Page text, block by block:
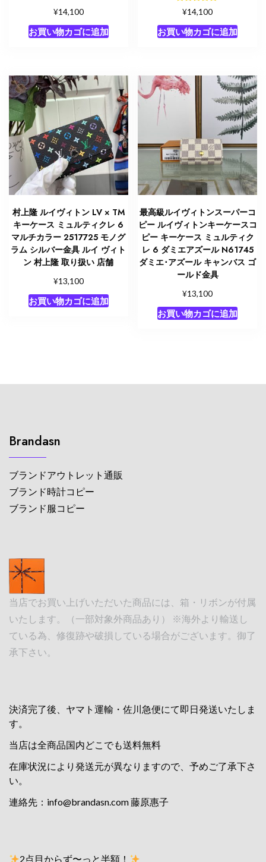
ー
ル
ド
金
具
個
¥14,100
お買い物カゴに追加
5段階中
5.00
の評価
¥14,100
お買い物カゴに追加
村上隆 ルイヴィトン LV × TM
キーケース ミュルティクレ 6
マルチカラー 2517725 モノグ
ラム シルバー金具 ルイ ヴィト
ン 村上隆 取り扱い 店舗
¥13,100
お買い物カゴに追加
最高級ルイヴィトンスーパーコ
ピー ルイヴィトンキーケースコ
ピー キーケース ミュルティク
レ 6 ダミエアズール N61745
ダミエ･アズール キャンバス ゴ
ールド金具
¥13,100
お買い物カゴに追加
Brandasn
ブランドアウトレット通販
ブランド時計コピー
ブランド服コピー
当店でお買い上げいただいた商品には、箱・リボンが付属
いたします。（一部対象外商品あり） ※海外より輸送し
ている為、修復跡や破損している場合がございます。御了
承下さい。
決済完了後、ヤマト運輸・佐川急便にて即日発送いたしま
す。
当店は全商品国内どこでも送料無料
在庫状況により発送元が異なりますので、予めご了承下さ
い。
連絡先： info@brandasn.com藤原惠子
2点目からず〜っと半額！